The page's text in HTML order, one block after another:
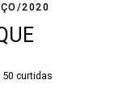
2020
50 curtidas